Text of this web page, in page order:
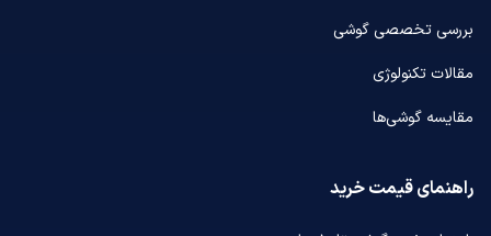
بررسی تخصصی گوشی
مقالات تکنولوژی
مقایسه گوشی‌ها
راهنمای قیمت خرید